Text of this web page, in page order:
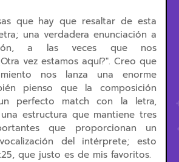
que hay que resaltar de esta
una verdadera enunciación a
a las veces que nos
vez estamos aquí?". Creo que
nos lanza una enorme
pienso que la composición
perfecto match con la letra,
estructura que mantiene tres
que proporcionan un
del intérprete; esto
que justo es de mis favoritos.